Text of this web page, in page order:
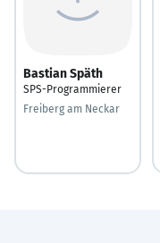
Bastian Späth
SPS-Programmierer
Freiberg am Neckar